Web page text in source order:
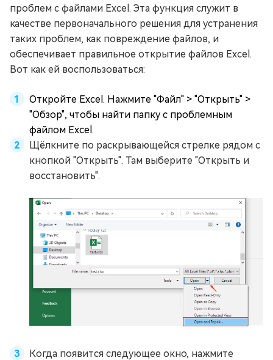
проблем с файлами Excel. Эта функция служит в
качестве первоначального решения для устранения
таких проблем, как повреждение файлов, и
обеспечивает правильное открытие файлов Excel.
Вот как ей воспользоваться:
Откройте Excel. Нажмите "Файл" > "Открыть" >
"Обзор", чтобы найти папку с проблемным
файлом Excel.
Щёлкните по раскрывающейся стрелке рядом с
кнопкой "Открыть". Там выберите "Открыть и
восстановить".
Когда появится следующее окно, нажмите